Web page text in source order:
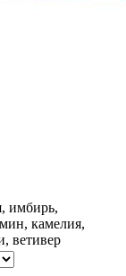
имбирь,
камелия,
ветивер